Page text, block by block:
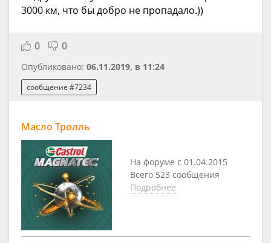
3000 км, что бы добро не пропадало.))
0 0
Опубликовано: 06.11.2019, в 11:24
сообщение #7234
Масло Тролль
На форуме с 01.04.2015
Всего 523 сообщения
Подробнее